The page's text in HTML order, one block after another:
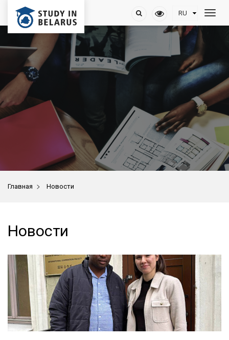
Главная > Новости
Новости